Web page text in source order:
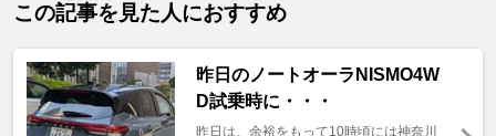
この記事を見た人におすすめ
昨日のノートオーラNISMO4W
D試乗時に・・・
昨日は、余裕をもって10時頃には神奈川